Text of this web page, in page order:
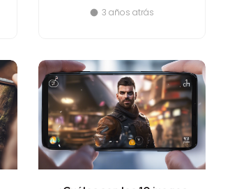
3 años atrás